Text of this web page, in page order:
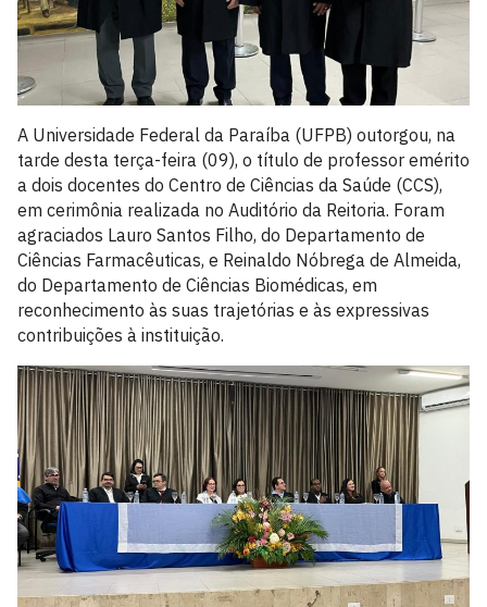
A Universidade Federal da Paraíba (UFPB) outorgou, na
tarde desta terça-feira (09), o título de professor emérito
a dois docentes do Centro de Ciências da Saúde (CCS),
em cerimônia realizada no Auditório da Reitoria. Foram
agraciados Lauro Santos Filho, do Departamento de
Ciências Farmacêuticas, e Reinaldo Nóbrega de Almeida,
do Departamento de Ciências Biomédicas, em
reconhecimento às suas trajetórias e às expressivas
contribuições à instituição.